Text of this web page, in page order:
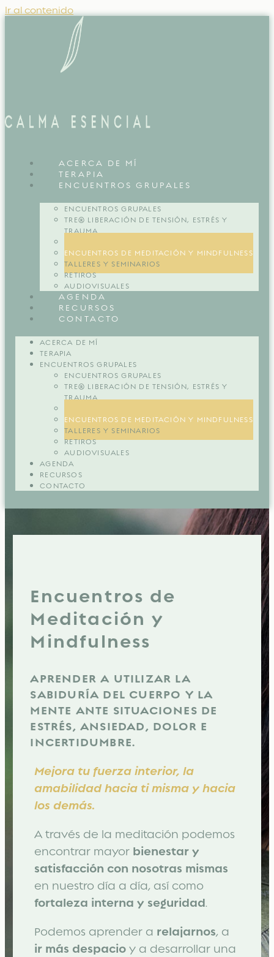
Ir al contenido
ACERCA DE MÍ
TERAPIA
ENCUENTROS GRUPALES
ENCUENTROS GRUPALES
TRE® LIBERACIÓN DE TENSIÓN, ESTRÉS Y
TRAUMA
ENCUENTROS DE MEDITACIÓN Y MINDFULNESS
TALLERES Y SEMINARIOS
RETIROS
AUDIOVISUALES
AGENDA
RECURSOS
CONTACTO
ACERCA DE MÍ
TERAPIA
ENCUENTROS GRUPALES
ENCUENTROS GRUPALES
TRE® LIBERACIÓN DE TENSIÓN, ESTRÉS Y
TRAUMA
ENCUENTROS DE MEDITACIÓN Y MINDFULNESS
TALLERES Y SEMINARIOS
RETIROS
AUDIOVISUALES
AGENDA
RECURSOS
CONTACTO
Encuentros de
Meditación y
Mindfulness
APRENDER A UTILIZAR LA
SABIDURÍA DEL CUERPO Y LA
MENTE ANTE SITUACIONES DE
ESTRÉS, ANSIEDAD, DOLOR E
INCERTIDUMBRE.
Mejora tu fuerza interior, la
amabilidad hacia ti misma y hacia
los demás.
A través de la meditación podemos
encontrar mayor bienestar y
satisfacción con nosotras mismas
en nuestro día a día, así como
fortaleza interna y seguridad.
Podemos aprender a relajarnos, a
ir más despacio y a desarrollar una